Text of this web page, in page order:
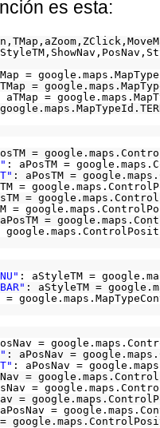
es esta:
=
=
aTMap =
=
: aPosTM =
: aPosTM =
=
=
=
=
: aStyleTM =
: aStyleTM =
=
: aPosNav =
: aPosNav =
=
=
=
=